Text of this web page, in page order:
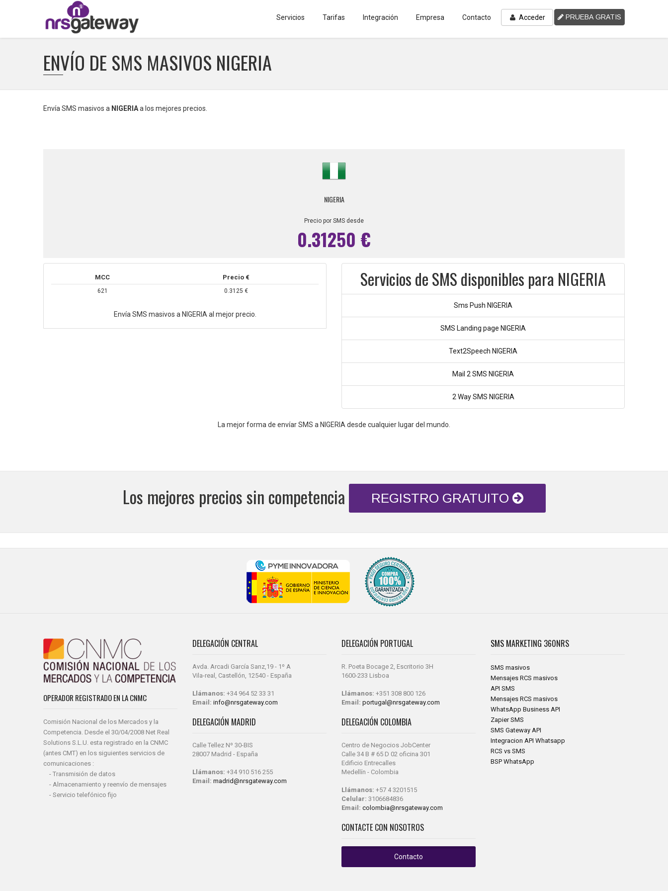
Servicios Tarifas Integración Empresa Contacto Acceder PRUEBA GRATIS
ENVÍO DE SMS MASIVOS NIGERIA
Envía SMS masivos a NIGERIAa los mejores precios.
NIGERIA
Precio por SMS desde
0.31250 €
MCC Precio €
621 0.3125 €
Envía SMS masivos a NIGERIA al mejor precio.
Servicios de SMS disponibles para NIGERIA
Sms Push NIGERIA
SMS Landing page NIGERIA
Text2Speech NIGERIA
Mail 2 SMS NIGERIA
2 Way SMS NIGERIA
La mejor forma de envíar SMS a NIGERIA desde cualquier lugar del mundo.
Los mejores precios sin competencia REGISTRO GRATUITO
OPERADOR REGISTRADO EN LA CNMC
Comisión Nacional de los Mercados y la
Competencia. Desde el 30/04/2008 Net Real
Solutions S.L.U. esta registrado en la CNMC
(antes CMT) en los siguientes servicios de
comunicaciones :
- Transmisión de datos
- Almacenamiento y reenvío de mensajes
- Servicio telefónico fijo
DELEGACIÓN CENTRAL
Avda. Arcadi García Sanz,19 - 1º A
Vila-real, Castellón, 12540 - España
Llámanos: +34 964 52 33 31
Email: info@nrsgateway.com
DELEGACIÓN MADRID
Calle Tellez Nº 30-BIS
28007 Madrid - España
Llámanos: +34 910 516 255
Email: madrid@nrsgateway.com
DELEGACIÓN PORTUGAL
R. Poeta Bocage 2, Escritorio 3H
1600-233 Lisboa
Llámanos: +351 308 800 126
Email: portugal@nrsgateway.com
DELEGACIÓN COLOMBIA
Centro de Negocios JobCenter
Calle 34 B # 65 D 02 oficina 301
Edificio Entrecalles
Medellín - Colombia
Llámanos: +57 4 3201515
Celular: 3106684836
Email: colombia@nrsgateway.com
CONTACTE CON NOSOTROS
Contacto
SMS MARKETING 360NRS
SMS masivos
Mensajes RCS masivos
API SMS
Mensajes RCS masivos
WhatsApp Business API
Zapier SMS
SMS Gateway API
Integracion API Whatsapp
RCS vs SMS
BSP WhatsApp